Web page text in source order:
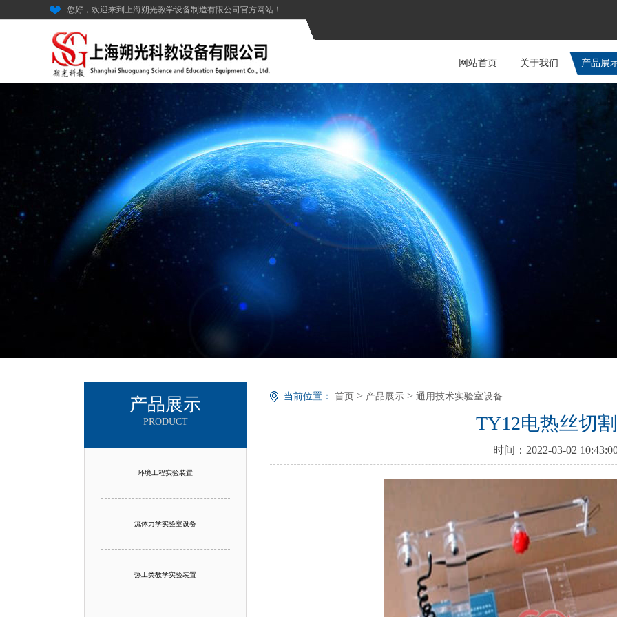
您好，欢迎来到上海朔光教学设备制造有限公司官方网站！
网站首页 关于我们 产品展
产品展示
PRODUCT
环境工程实验装置
流体力学实验室设备
热工类教学实验装置
当前位置： 首页 > 产品展示 > 通用技术实验室设备
TY12电热丝切
时间：2022-03-02